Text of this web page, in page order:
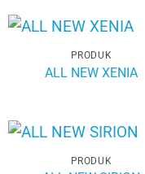
PRODUK
ALL NEW XENIA
PRODUK